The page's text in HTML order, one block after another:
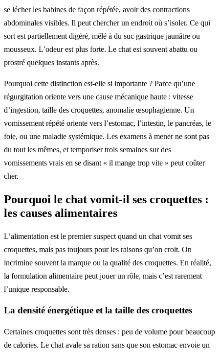
se lécher les babines de façon répétée, avoir des contractions
abdominales visibles. Il peut chercher un endroit où s’isoler. Ce qui
sort est partiellement digéré, mêlé à du suc gastrique jaunâtre ou
mousseux. L’odeur est plus forte. Le chat est souvent abattu ou
prostré quelques instants après.
Pourquoi cette distinction est-elle si importante ? Parce qu’une
régurgitation oriente vers une cause mécanique haute : vitesse
d’ingestion, taille des croquettes, anomalie œsophagienne. Un
vomissement répété oriente vers l’estomac, l’intestin, le pancréas, le
foie, ou une maladie systémique. Les examens à mener ne sont pas
du tout les mêmes, et temporiser trois semaines sur des
vomissements vrais en se disant « il mange trop vite » peut coûter
cher.
Pourquoi le chat vomit-il ses croquettes :
les causes alimentaires
L’alimentation est le premier suspect quand un chat vomit ses
croquettes, mais pas toujours pour les raisons qu’on croit. On
incrimine souvent la marque ou la qualité des croquettes. En réalité,
la formulation alimentaire peut jouer un rôle, mais c’est rarement
l’unique responsable.
La densité énergétique et la taille des croquettes
Certaines croquettes sont très denses : peu de volume pour beaucoup
de calories. Le chat avale sa ration sans que son estomac envoie un